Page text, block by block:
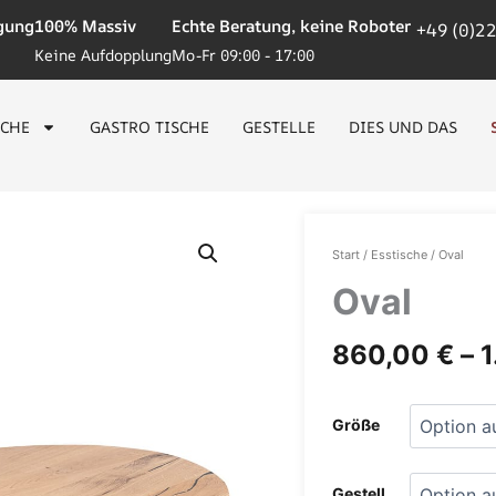
100% Massiv
Keine Aufdopplung
Echte Beratung, keine Roboter
Mo-Fr 09:00 - 17:00
+49
GASTRO TISCHE GESTELLE DIES UND DAS
Start / Esstische / Oval
Oval
860,00€ –
Größe
Menge